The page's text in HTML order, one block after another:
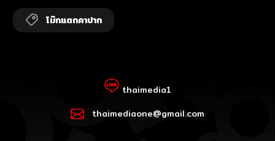
โม๊กแตกคาปาก
thaimedia1
thaimediaone@gmail.com